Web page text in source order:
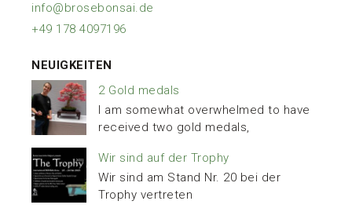
info@brosebonsai.de
+49 178 4097196
NEUIGKEITEN
2 Gold medals
I am somewhat overwhelmed to have
received two gold medals,
Wir sind auf der Trophy
Wir sind am Stand Nr. 20 bei der
Trophy vertreten